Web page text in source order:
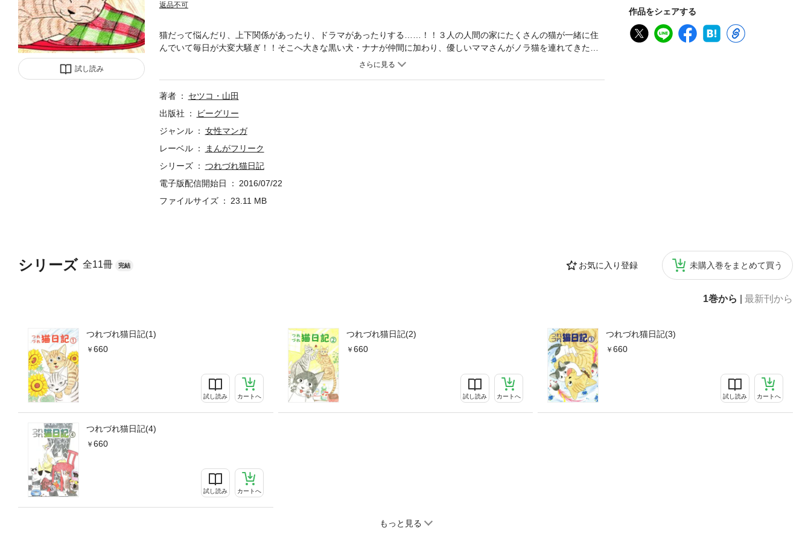
試し読み
返品不可
作品をシェアする
シリーズ 全11冊 完結 お気に入り登録 未購入巻をまとめて買う
1巻から 最新刊から
つれづれ猫日記(1)
660
試し読み カートへ
つれづれ猫日記(2)
660
試し読み カートへ
つれづれ猫日記(3)
660
試し読み カートへ
つれづれ猫日記(4)
660
試し読み カートへ
もっと見る
猫だって悩んだり、上下関係があったり、ドラマがあったりする……！！３人の人間の家にたくさんの猫が一緒に住
んでいて毎日が大変大騒ぎ！！そこへ大きな黒い犬・ナナが仲間に加わり、優しいママさんがノラ猫を連れてきた
り、猫達の生活にネタが尽きない！！毎日大賑わいなハートフル・ペットコメディ！
著者
セツコ・山田
出版社
ビーグリー
ジャンル
女性マンガ
レーベル
まんがフリーク
シリーズ
つれづれ猫日記
電子版配信開始日
2016/07/22
ファイルサイズ
23.11 MB